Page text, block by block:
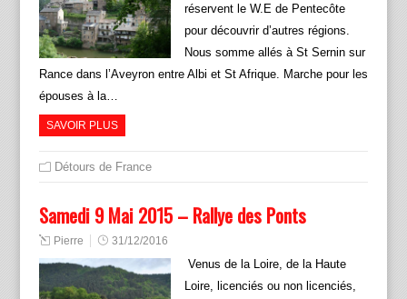
réservent le W.E de Pentecôte
pour découvrir d’autres régions.
Nous somme allés à St Sernin sur
Rance dans l’Aveyron entre Albi et St Afrique. Marche pour les
épouses à la…
SAVOIR PLUS
Détours de France
Samedi 9 Mai 2015 – Rallye des Ponts
Pierre 31/12/2016
Venus de la Loire, de la Haute
Loire, licenciés ou non licenciés,